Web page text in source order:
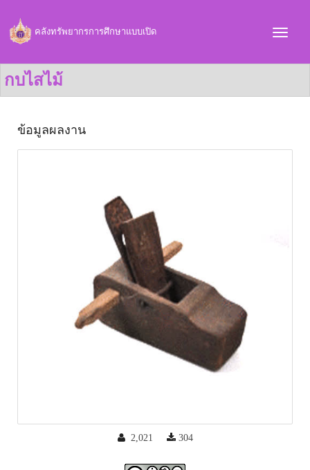
คลังทรัพยากรการศึกษาแบบเปิด
กบไสไม้
ข้อมูลผลงาน
2,021 304